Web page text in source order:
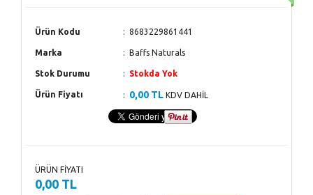
Ürün Kodu 8683229861441
Marka Baffs Naturals
Stok Durumu Stokda Yok
Ürün Fiyatı 0,00 TL KDV DAHİL
ÜRÜN FİYATI
0,00 TL